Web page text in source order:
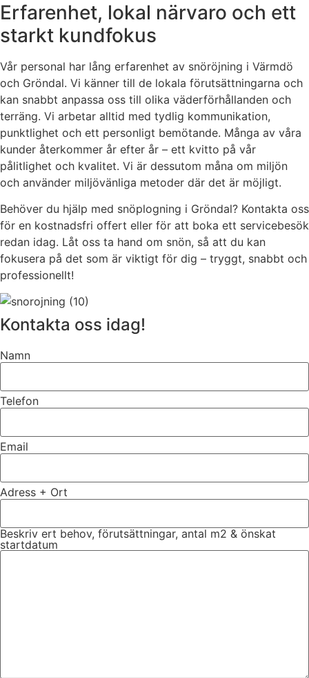
Erfarenhet, lokal närvaro och ett
starkt kundfokus
Vår personal har lång erfarenhet av snöröjning i Värmdö
och Gröndal. Vi känner till de lokala förutsättningarna och
kan snabbt anpassa oss till olika väderförhållanden och
terräng. Vi arbetar alltid med tydlig kommunikation,
punktlighet och ett personligt bemötande. Många av våra
kunder återkommer år efter år – ett kvitto på vår
pålitlighet och kvalitet. Vi är dessutom måna om miljön
och använder miljövänliga metoder där det är möjligt.
Behöver du hjälp med snöplogning i Gröndal? Kontakta oss
för en kostnadsfri offert eller för att boka ett servicebesök
redan idag. Låt oss ta hand om snön, så att du kan
fokusera på det som är viktigt för dig – tryggt, snabbt och
professionellt!
Kontakta oss idag!
Namn
Telefon
Email
Adress + Ort
Beskriv ert behov, förutsättningar, antal m2 & önskat
startdatum